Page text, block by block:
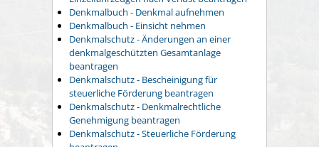
Denkmalbuch - Denkmal aufnehmen
Denkmalbuch - Einsicht nehmen
Denkmalschutz - Änderungen an einer
denkmalgeschützten Gesamtanlage
beantragen
Denkmalschutz - Bescheinigung für
steuerliche Förderung beantragen
Denkmalschutz - Denkmalrechtliche
Genehmigung beantragen
Denkmalschutz - Steuerliche Förderung